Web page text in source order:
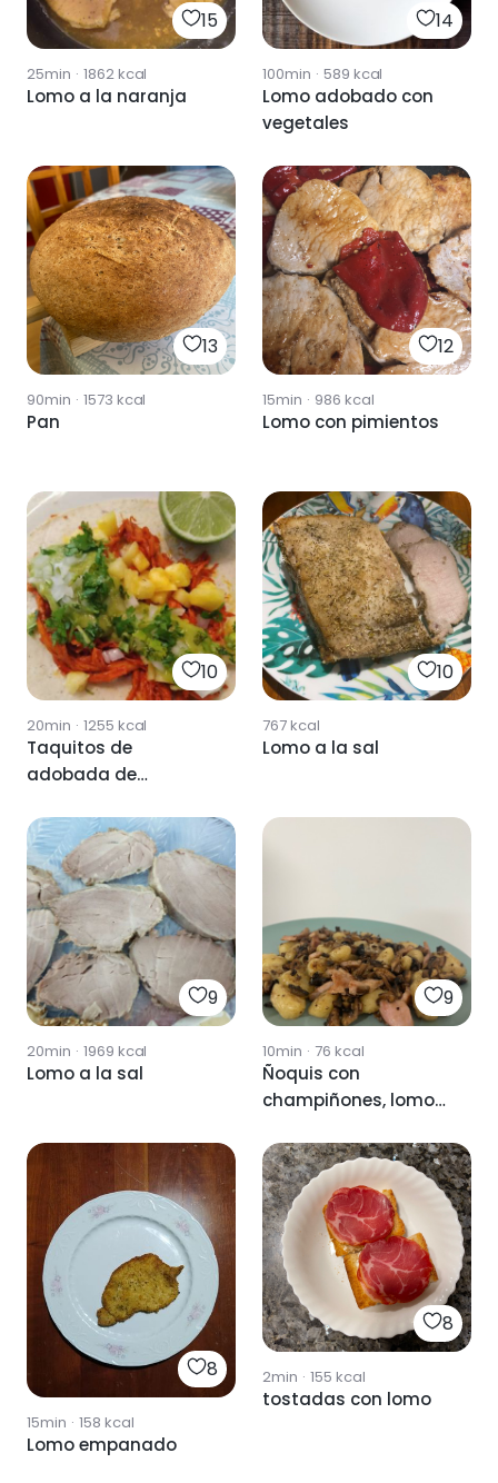
15
25min · 1862kcal
Lomo a la naranja
14
100min · 589 kcal
Lomo adobado con
vegetales
13
90min · 1573 kcal
Pan
12
15min · 986 kcal
Lomo con pimientos
10
20min · 1255 kcal
Taquitos de
adobada de
10
767kcal
Lomo a la sal
9
20min · 1969 kcal
Lomo a la sal
9
10min · 76 kcal
Ñoquis con
champiñones, lomo
parmesano
8
15min · 158 kcal
Lomo empanado
8
2min · 155 kcal
tostadas con lomo